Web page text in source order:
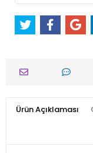
Ürün Açıklaması